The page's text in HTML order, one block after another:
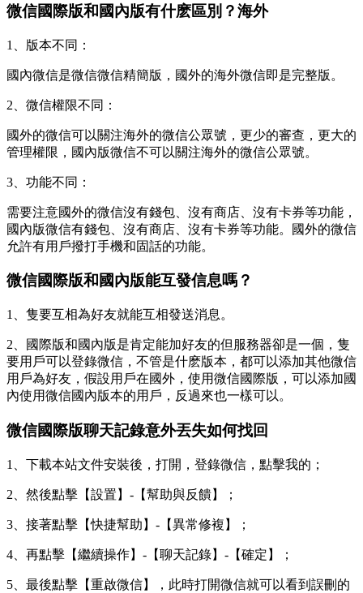
微信國際版和國內版有什麽區別？海外
1、版本不同：
國內微信是微信微信精簡版，國外的海外微信即是完整版。
2、微信權限不同：
國外的微信可以關注海外的微信公眾號，更少的審查，更大的
管理權限，國內版微信不可以關注海外的微信公眾號。
3、功能不同：
需要注意國外的微信沒有錢包、沒有商店、沒有卡券等功能，
國內版微信有錢包、沒有商店、沒有卡券等功能。國外的微信
允許有用戶撥打手機和固話的功能。
微信國際版和國內版能互發信息嗎？
1、隻要互相為好友就能互相發送消息。
2、國際版和國內版是肯定能加好友的但服務器卻是一個，隻
要用戶可以登錄微信，不管是什麽版本，都可以添加其他微信
用戶為好友，假設用戶在國外，使用微信國際版，可以添加國
內使用微信國內版本的用戶，反過來也一樣可以。
微信國際版聊天記錄意外丟失如何找回
1、下載本站文件安裝後，打開，登錄微信，點擊我的；
2、然後點擊【設置】-【幫助與反饋】；
3、接著點擊【快捷幫助】-【異常修複】；
4、再點擊【繼續操作】-【聊天記錄】-【確定】；
5、最後點擊【重啟微信】，此時打開微信就可以看到誤刪的